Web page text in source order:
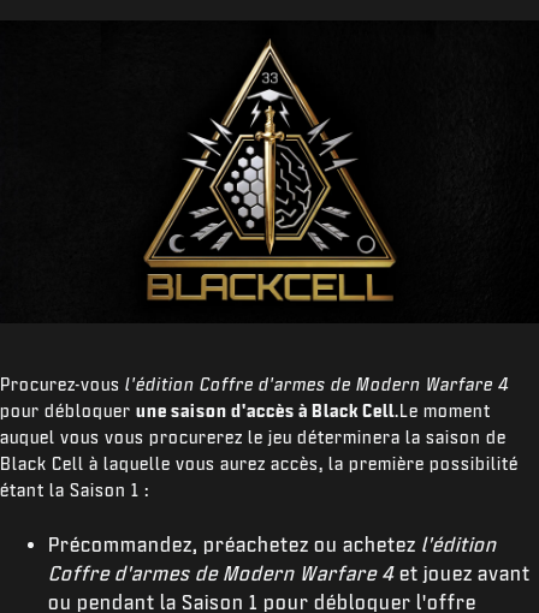
Procurez-vous l'édition Coffre d'armes de Modern Warfare 4
pour débloquer une saison d'accès à Black Cell.Le moment
auquel vous vous procurerez le jeu déterminera la saison de
Black Cell à laquelle vous aurez accès, la première possibilité
étant la Saison 1 :
Précommandez, préachetez ou achetez l'édition
Coffre d'armes de Modern Warfare 4 et jouez avant
ou pendant la Saison 1 pour débloquer l'offre